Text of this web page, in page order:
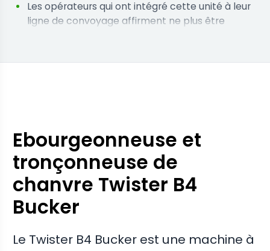
Les opérateurs qui ont intégré cette unité à leur
ligne de convoyage affirment ne plus être
Les utilisateurs qui sont passés du dégainage
Ebourgeonneuse et
tronçonneuse de
chanvre Twister B4
Bucker
Le Twister B4 Bucker est une machine à